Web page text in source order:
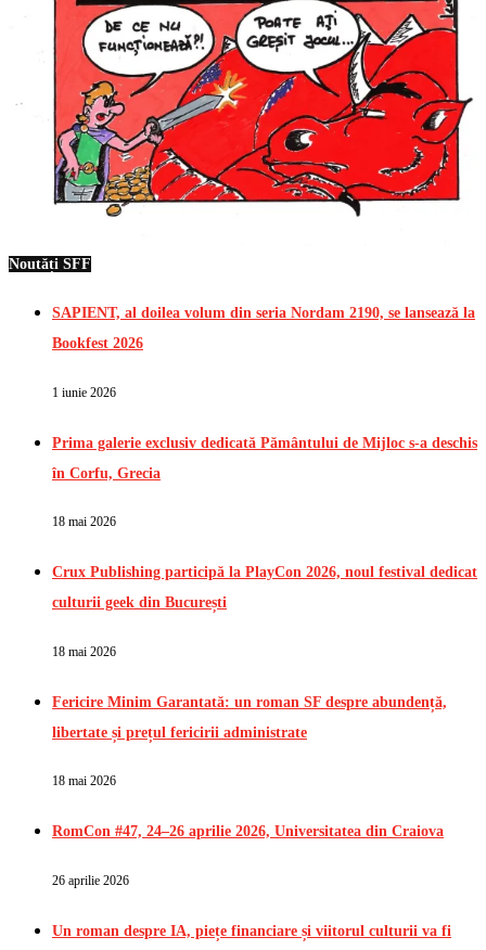
Noutăți SFF
SAPIENT, al doilea volum din seria Nordam 2190, se lansează la
Bookfest 2026
1 iunie 2026
Prima galerie exclusiv dedicată Pământului de Mijloc s-a deschis
în Corfu, Grecia
18 mai 2026
Crux Publishing participă la PlayCon 2026, noul festival dedicat
culturii geek din București
18 mai 2026
Fericire Minim Garantată: un roman SF despre abundență,
libertate și prețul fericirii administrate
18 mai 2026
RomCon #47, 24–26 aprilie 2026, Universitatea din Craiova
26 aprilie 2026
Un roman despre IA, piețe financiare și viitorul culturii va fi